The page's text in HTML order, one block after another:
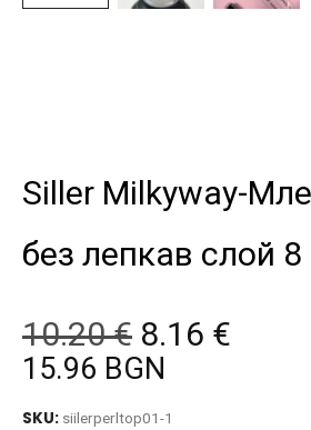
Siller Milkyway-
без лепкав слой
10.20€ 8.16 €
15.96 BGN
SKU: siilerperltop01-1